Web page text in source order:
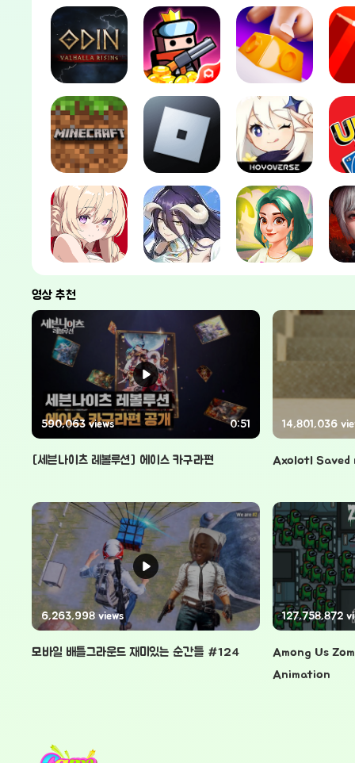
영상 추천
590,063 views 0:51
[세븐나이츠 레볼루션] 에이스 카구라편
14,801,036
Axolotl
6,263,998 views
모바일 배틀그라운드 재미있는 순간들 #124
127,758,872
Among Us
Animation